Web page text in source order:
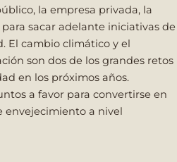
la empresa privada, la
sacar adelante iniciativas de
El cambio climático y el
son dos de los grandes retos
en los próximos años.
a favor para convertirse en
envejecimiento a nivel